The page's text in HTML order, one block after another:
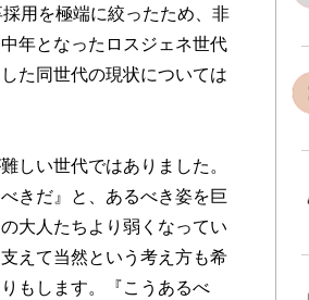
用を極端に絞ったため、非
年となったロスジェネ世代
た同世代の現状については
しい世代ではありました。
きだ』と、あるべき姿を巨
大人たちより弱くなってい
えて当然という考え方も希
もします。『こうあるべ